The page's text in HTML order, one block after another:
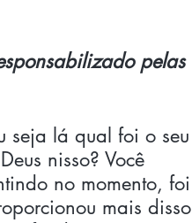
pelas
seja lá qual foi o seu
nisso? Você
no momento, foi
mais disso